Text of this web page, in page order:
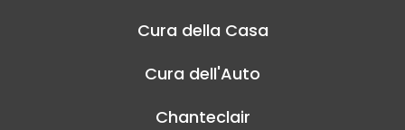
Cura della Casa
Cura dell'Auto
Chanteclair